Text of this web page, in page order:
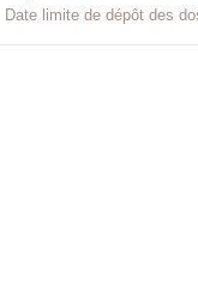
Date limite de dépôt des